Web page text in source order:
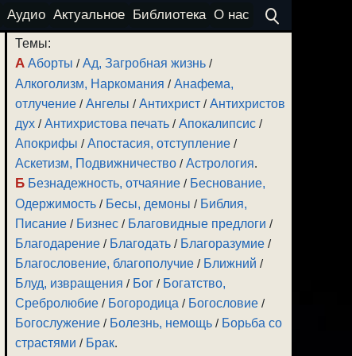
Аудио Актуальное Библиотека О нас
Темы:
А Аборты /Ад, Загробная жизнь /
Алкоголизм, Наркомания /Анафема,
отлучение /Ангелы /Антихрист /Антихристов
дух /Антихристова печать /Апокалипсис /
Апокрифы /Апостасия, отступление /
Аскетизм, Подвижничество /Астрология.
Б Безнадежность, отчаяние / Беснование,
Одержимость / Бесы, демоны / Библия,
Писание / Бизнес / Благовидные предлоги /
Благодарение / Благодать / Благоразумие /
Благословение, благополучие / Ближний /
Блуд, извращения / Бог / Богатство,
Сребролюбие / Богородица / Богословие /
Богослужение / Болезнь, немощь / Борьба со
страстями / Брак.